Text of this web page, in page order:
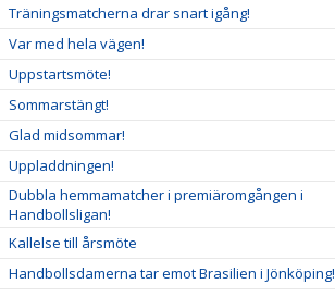
Träningsmatcherna drar snart igång!
Var med hela vägen!
Uppstartsmöte!
Sommarstängt!
Glad midsommar!
Uppladdningen!
Dubbla hemmamatcher i premiäromgången i
Handbollsligan!
Kallelse till årsmöte
Handbollsdamerna tar emot Brasilien i Jönköping!